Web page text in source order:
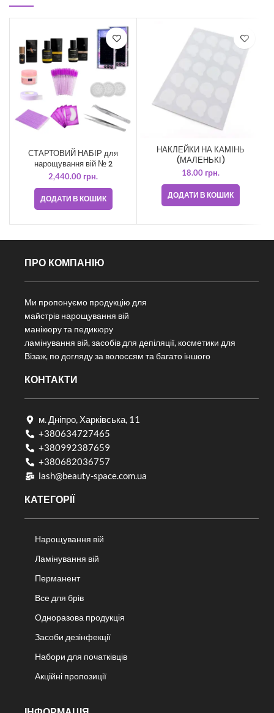
СТАРТОВИЙ НАБІР для
нарощування вій № 2
2,440.00 грн.
ДОДАТИ В КОШИК
НАКЛЕЙКИ НА КАМІНЬ
(МАЛЕНЬКІ)
18.00 грн.
ДОДАТИ В КОШИК
ПРО КОМПАНІЮ
Ми пропонуємо продукцію для
майстрів нарощування вій
манікюру та педикюру
ламінування вій, засобів для депіляції, косметики для
Візаж, по догляду за волоссям та багато іншого
КОНТАКТИ
м. Дніпро, Харківська, 11
+380634727465
+380992387659
+380682036757​
lash@beauty-space.com.ua
КАТЕГОРІЇ
Нарощування вій
Ламінування вій
Перманент
Все для брів
Одноразова продукція
Засоби дезінфекції
Набори для початківців
Акційні пропозиції